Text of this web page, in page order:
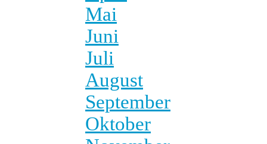
Mai
Juni
Juli
August
September
Oktober